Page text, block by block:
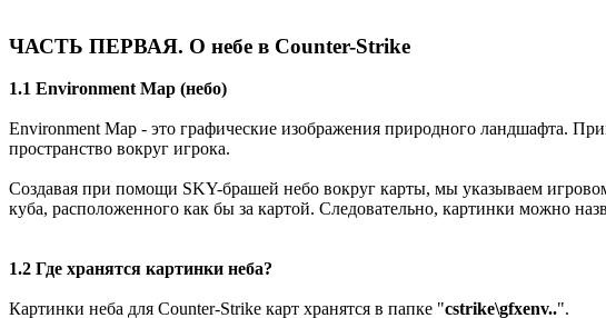
ЧАСТЬ ПЕРВАЯ. О небе в Counter-Strike
1.1 Environment Map (небо)
Environment Map - это графические изображения природного ландшафта.
пространство вокруг игрока.
Создавая при помощи SKY-брашей небо вокруг карты, мы указываем
куба, расположенного как бы за картой. Следовательно, картинки можно
1.2 Где хранятся картинки неба?
Картинки неба для Counter-Strike карт хранятся в папке "cstrike\gfxenv..".